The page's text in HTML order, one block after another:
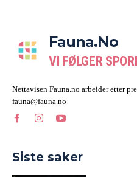
Fauna.no
VI FØLGER
Nettavisen Fauna.no arbeider etter
fauna@fauna.no
Siste saker